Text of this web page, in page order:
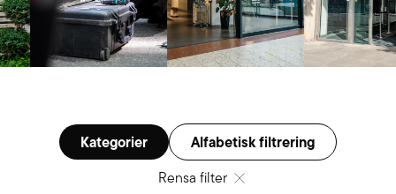
Kategorier Alfabetisk filtrering
Rensa filter